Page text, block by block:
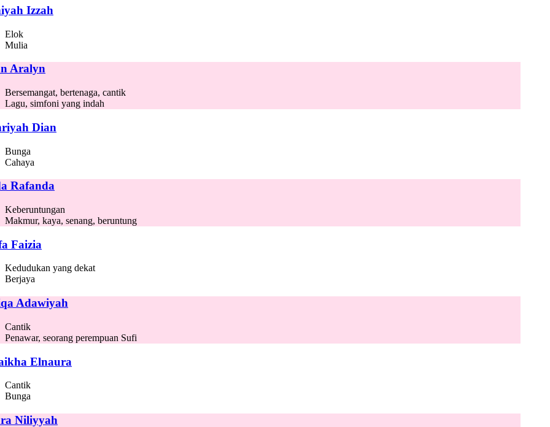
Izzah
Elok
Mulia
Aralyn
Bersemangat, bertenaga, cantik
Lagu, simfoni yang indah
Dian
Bunga
Cahaya
Rafanda
Keberuntungan
Makmur, kaya, senang, beruntung
Faizia
Kedudukan yang dekat
Berjaya
Adawiyah
Cantik
Penawar, seorang perempuan Sufi
Elnaura
Cantik
Bunga
Niliyyah